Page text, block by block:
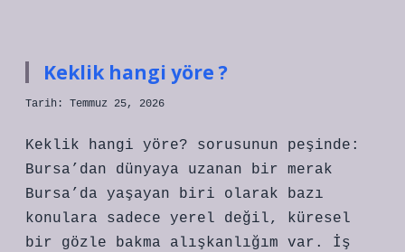
mı
Keklik hangi yöre ?
Tarih: Temmuz 25, 2026
Keklik hangi yöre? sorusunun peşinde:
Bursa’dan dünyaya uzanan bir merak
Bursa’da yaşayan biri olarak bazı
konulara sadece yerel değil, küresel
bir gözle bakma alışkanlığım var. İş